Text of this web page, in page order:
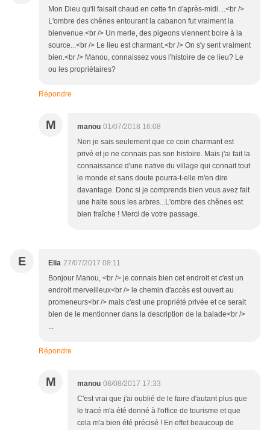
Mon Dieu qu'il faisait chaud en cette fin d'après-midi....<br />
L'ombre des chênes entourant la cabanon fut vraiment la
bienvenue.<br /> Un merle, des pigeons viennent boire à la
source...<br /> Le lieu est charmant.<br /> On s'y sent vraiment
bien.<br /> Manou, connaissez vous l'histoire de ce lieu? Le
ou les propriétaires?
Répondre
M manou 01/07/2018 16:08
Non je sais seulement que ce coin charmant est
privé et je ne connais pas son histoire. Mais j'ai fait la
connaissance d'une native du village qui connait tout
le monde et sans doute pourra-t-elle m'en dire
davantage. Donc si je comprends bien vous avez fait
une halte sous les arbres...L'ombre des chênes est
bien fraîche ! Merci de votre passage.
E Elia 27/07/2017 08:11
Bonjour Manou, <br /> je connais bien cet endroit et c'est un
endroit merveilleux<br /> le chemin d'accès est ouvert au
promeneurs<br /> mais c'est une propriété privée et ce serait
bien de le mentionner dans la description de la balade<br />
...
Répondre
M manou 08/08/2017 17:33
C'est vrai que j'ai oublié de le faire d'autant plus que
le tracé m'a été donné à l'office de tourisme et que
cela m'a bien été précisé ! En effet beaucoup de